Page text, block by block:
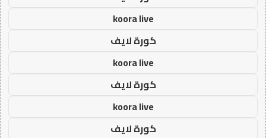
koora live
كورة لايف
koora live
كورة لايف
koora live
كورة لايف